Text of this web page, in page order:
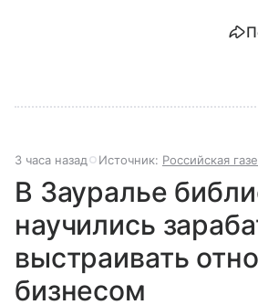
3 часа назад Источник: Российская
В Зауралье
научились
выстраивать
бизнесом